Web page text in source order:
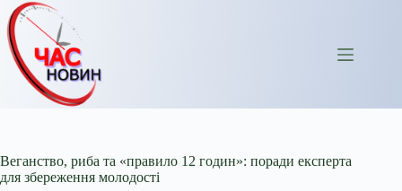
Перейти
до
вмісту
Веганство, риба та «правило 12 годин»: поради експерта
для збереження молодості